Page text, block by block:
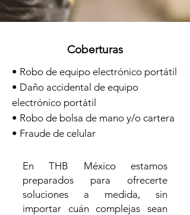
Coberturas
• Robo de equipo electrónico portátil
• Daño accidental de equipo
electrónico portátil
• Robo de bolsa de mano y/o cartera
• Fraude de celular
En THB México estamos
preparados para ofrecerte
soluciones a medida, sin
importar cuán complejas sean